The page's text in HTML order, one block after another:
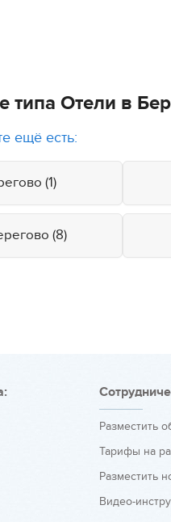
типа Отели в
ещё есть:
(1)
(8)
Разместить
Тарифы на
Разместить
Видео-